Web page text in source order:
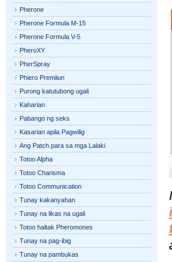
Pherone
Pherone Formula M-15
Pherone Formula V-5
PheroXY
PherSpray
Phiero Premiiun
Purong katutubong ugali
Kaharian
Pabango ng seks
Kasarian apila Pagwilig
Ang Patch para sa mga Lalaki
Totoo Alpha
Totoo Charisma
Totoo Communication
Tunay kakanyahan
Tunay na likas na ugali
Totoo haltak Pheromones
Tunay na pag-ibig
Tunay na pambukas